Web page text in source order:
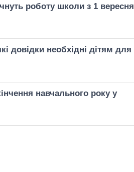
роботу школи з 1 вересня
довідки необхідні дітям для
навчального року у